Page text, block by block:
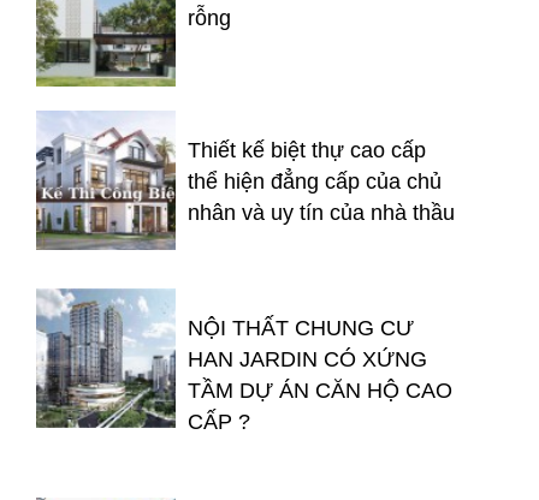
rỗng
Thiết kế biệt thự cao cấp
thể hiện đẳng cấp của chủ
nhân và uy tín của nhà thầu
NỘI THẤT CHUNG CƯ
HAN JARDIN CÓ XỨNG
TẦM DỰ ÁN CĂN HỘ CAO
CẤP ?